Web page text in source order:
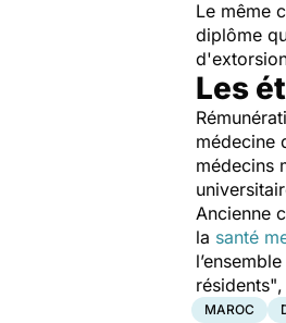
Le même
diplôme
Les
médecine
médecins
Ancienne
la santé
résidents"
MAROC